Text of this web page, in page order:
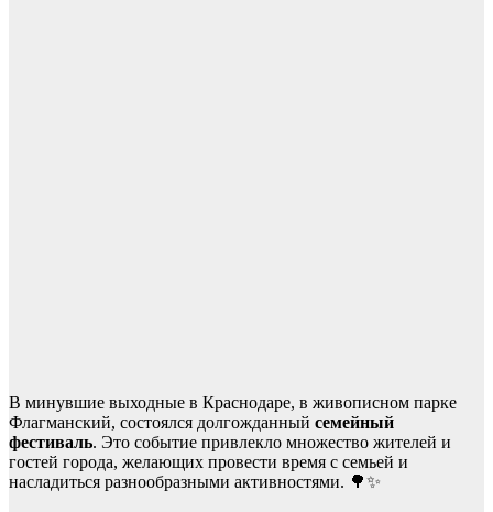
В минувшие выходные в Краснодаре, в живописном парке
Флагманский, состоялся долгожданный семейный
фестиваль. Это событие привлекло множество жителей и
гостей города, желающих провести время с семьей и
насладиться разнообразными активностями. 🌳✨